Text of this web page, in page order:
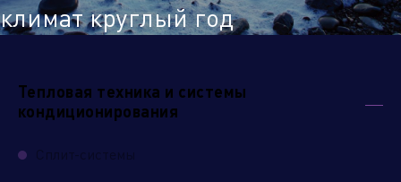
климат круглый год
Тепловая техника и системы
кондиционирования